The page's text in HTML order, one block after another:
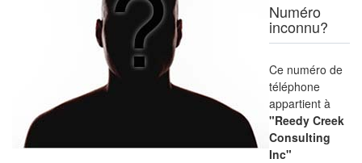
Numéro
inconnu?
Ce numéro de
téléphone
appartient à
"Reedy Creek
Consulting
Inc"